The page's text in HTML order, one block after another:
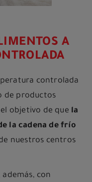
A
controlada
de productos
objetivo de que la
la cadena de frío
nuestros centros
con